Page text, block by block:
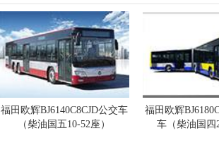
福田欧辉BJ6140C8CJD公交车
（柴油国五10-52座）
福田欧辉
车（柴油国四